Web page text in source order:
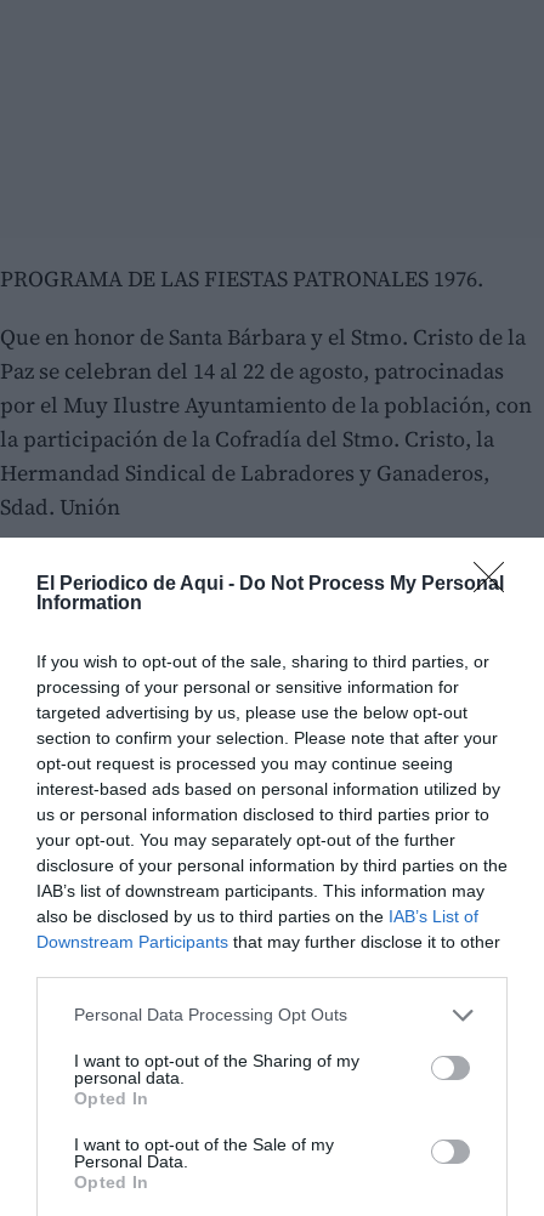
El Periodico de Aqui - Do Not Process My Personal
Information
If you wish to opt-out of the sale, sharing to third parties, or
processing of your personal or sensitive information for
targeted advertising by us, please use the below opt-out
section to confirm your selection. Please note that after your
opt-out request is processed you may continue seeing
interest-based ads based on personal information utilized by
us or personal information disclosed to third parties prior to
your opt-out. You may separately opt-out of the further
disclosure of your personal information by third parties on the
IAB’s list of downstream participants. This information may
also be disclosed by us to third parties on the IAB’s List of
Downstream Participants that may further disclose it to other
Personal Data Processing Opt Outs
I want to opt-out of the Sharing of my
personal data.
Opted In
I want to opt-out of the Sale of my
Personal Data.
Opted In
PROGRAMA DE LAS FIESTAS PATRONALES 1976.
Que en honor de Santa Bárbara y el Stmo. Cristo de la
Paz se celebran del 14 al 22 de agosto, patrocinadas
por el Muy Ilustre Ayuntamiento de la población, con
la participación de la Cofradía del Stmo. Cristo, la
Hermandad Sindical de Labradores y Ganaderos,
Sdad. Unión